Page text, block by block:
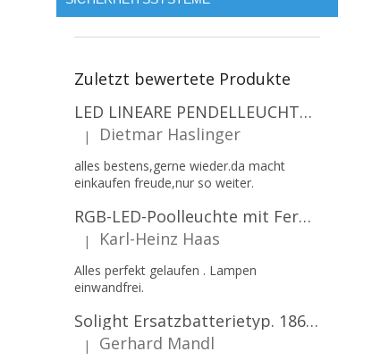
Zuletzt bewertete Produkte
LED LINEARE PENDELLEUCHTE EXECULINE 120CM, 30W, 3750LM, 96°, 4000K, IP20, WEISS [207806]
Die Produktbewertung beträgt 5 von 5 Sternen.
| Dietmar Haslinger
alles bestens,gerne wieder.da macht
einkaufen freude,nur so weiter.
RGB-LED-Poolleuchte mit Fernbedienung, 12W, 1260lm, PAR56, 12V, 1+1 gratis!
Die Produktbewertung beträgt 5 von 5 Sternen.
| Karl-Heinz Haas
Alles perfekt gelaufen . Lampen
einwandfrei.
Solight Ersatzbatterietyp. 18650, 3,7 V, Li-Ion, 2200 mAh [WN900]
Die Produktbewertung beträgt 5 von 5 Sternen.
| Gerhard Mandl